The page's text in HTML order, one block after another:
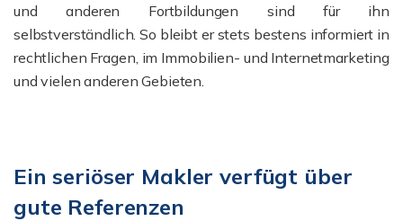
und anderen Fortbildungen sind für ihn
selbstverständlich. So bleibt er stets bestens informiert in
rechtlichen Fragen, im Immobilien- und Internetmarketing
und vielen anderen Gebieten.
Ein seriöser Makler verfügt über
gute Referenzen